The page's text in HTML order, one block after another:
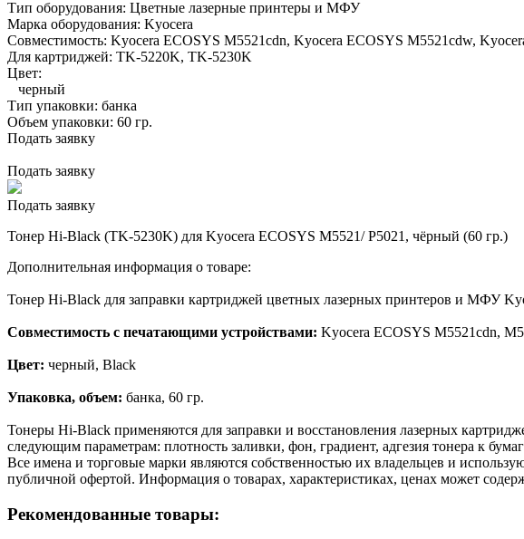
Тип оборудования: Цветные лазерные принтеры и МФУ
Марка оборудования: Kyocera
Совместимость: Kyocera ECOSYS M5521cdn, Kyocera ECOSYS M5521cdw,
Для картриджей: TK-5220K, TK-5230K
Цвет:
черный
Тип упаковки: банка
Объем упаковки: 60 гр.
Подать заявку
Подать заявку
Подать заявку
Тонер Hi-Black (TK-5230K) для Kyocera ECOSYS M5521/ P5021, чёрный (60 гр.)
Дополнительная информация о товаре:
Тонер Hi-Black для заправки картриджей цветных лазерных принтеров и МФУ
Совместимость с печатающими устройствами: Kyocera ECOSYS M5521cdn,
Цвет: черный, Black
Упаковка, объем: банка, 60 гр.
Тонеры Hi-Black применяются для заправки и восстановления лазерных
следующим параметрам: плотность заливки, фон, градиент, адгезия тонера к
Все имена и торговые марки являются собственностью их владельцев и
публичной офертой. Информация о товарах, характеристиках, ценах может
Рекомендованные товары: